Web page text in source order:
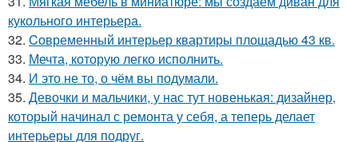
кукольного интерьера.
32. Cовременный интерьер квартиры площадью 43 кв.
33. Мечта, которую легко исполнить.
34. И это не то, о чём вы подумали.
35. Девочки и мальчики, у нас тут новенькая: дизайнер,
который начинал с ремонта у себя, а теперь делает
интерьеры для подруг.